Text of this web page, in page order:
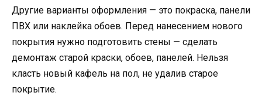
Другие варианты оформления — это покраска, панели
ПВХ или наклейка обоев. Перед нанесением нового
покрытия нужно подготовить стены — сделать
демонтаж старой краски, обоев, панелей. Нельзя
класть новый кафель на пол, не удалив старое
покрытие.